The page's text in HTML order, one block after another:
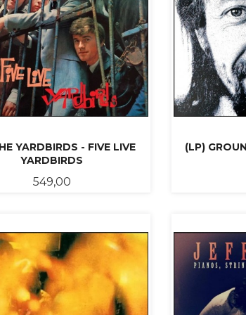
YARDBIRDS - FIVE LIVE
YARDBIRDS
Pris
549,00
(LP)